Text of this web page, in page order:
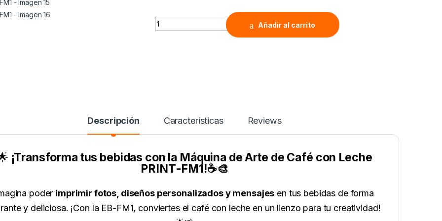
PRINT FM1 quantity
Añadir al carrito
Descripción Caracteristicas Reviews
¡Transforma tus bebidas con la Máquina de Arte de Café con Leche
PRINT-FM1!☕🎨
poder imprimir fotos, diseños personalizados y mensajes en tus bebidas de forma
y deliciosa. ¡Con la EB-FM1, conviertes el café con leche en un lienzo para tu creatividad!